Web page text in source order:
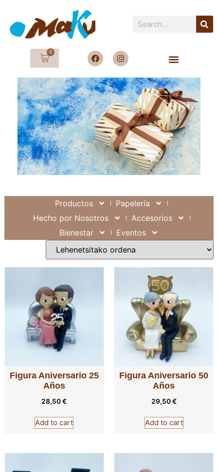
0
Productos
Papelería
Hecho por Nosotros
Accesorios
Bienestar
Eventos
Figura Aniversario 25
Años
28,50€
Add to cart
Figura Aniversario 50
Años
29,50€
Add to cart